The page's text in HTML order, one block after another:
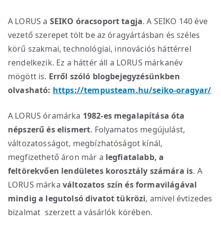
A LORUS a SEIKO óracsoport tagja. A SEIKO 140 éve
vezető szerepet tölt be az óragyártásban és széles
körű szakmai, technológiai, innovációs háttérrel
rendelkezik. Ez a háttér áll a LORUS márkanév
mögött is. Erről szóló blogbejegyzésünkben
olvasható: https://tempusteam.hu/seiko-oragyar/
A LORUS óramárka 1982-es megalapítása óta
népszerű és elismert. Folyamatos megújulást,
változatosságot, megbízhatóságot kínál,
megfizethető áron már a legfiatalabb, a
feltörekvően lendületes korosztály számára is. A
LORUS márka változatos szín és formavilágával
mindig a legutolsó divatot tükrözi, amivel évtizedes
bizalmat szerzett a vásárlók körében.